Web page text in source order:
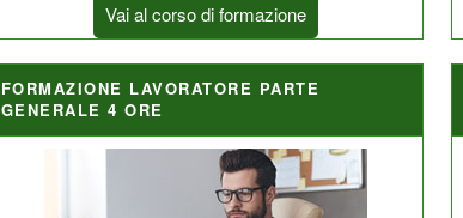
Vai al corso di formazione
FORMAZIONE LAVORATORE PARTE
GENERALE 4 ORE